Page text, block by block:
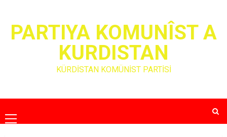
contentPARTIYA KOMUNÎST A
KURDISTAN
KÜRDİSTAN KOMÜNİST PARTİSİ
Primary
Menu